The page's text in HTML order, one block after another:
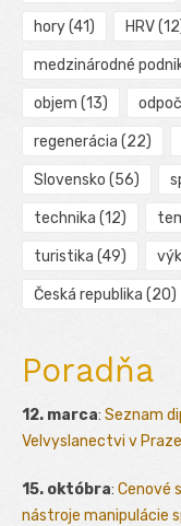
hory(41) HRV
medzinárodné
objem (13)
regenerácia (22)
Slovensko (56)
technika (12)
turistika (49)
Česká republika (20)
Poradňa
12. marca: Seznam
Velvyslanectvi v
15. októbra: Cenové
nástroje manipulácie